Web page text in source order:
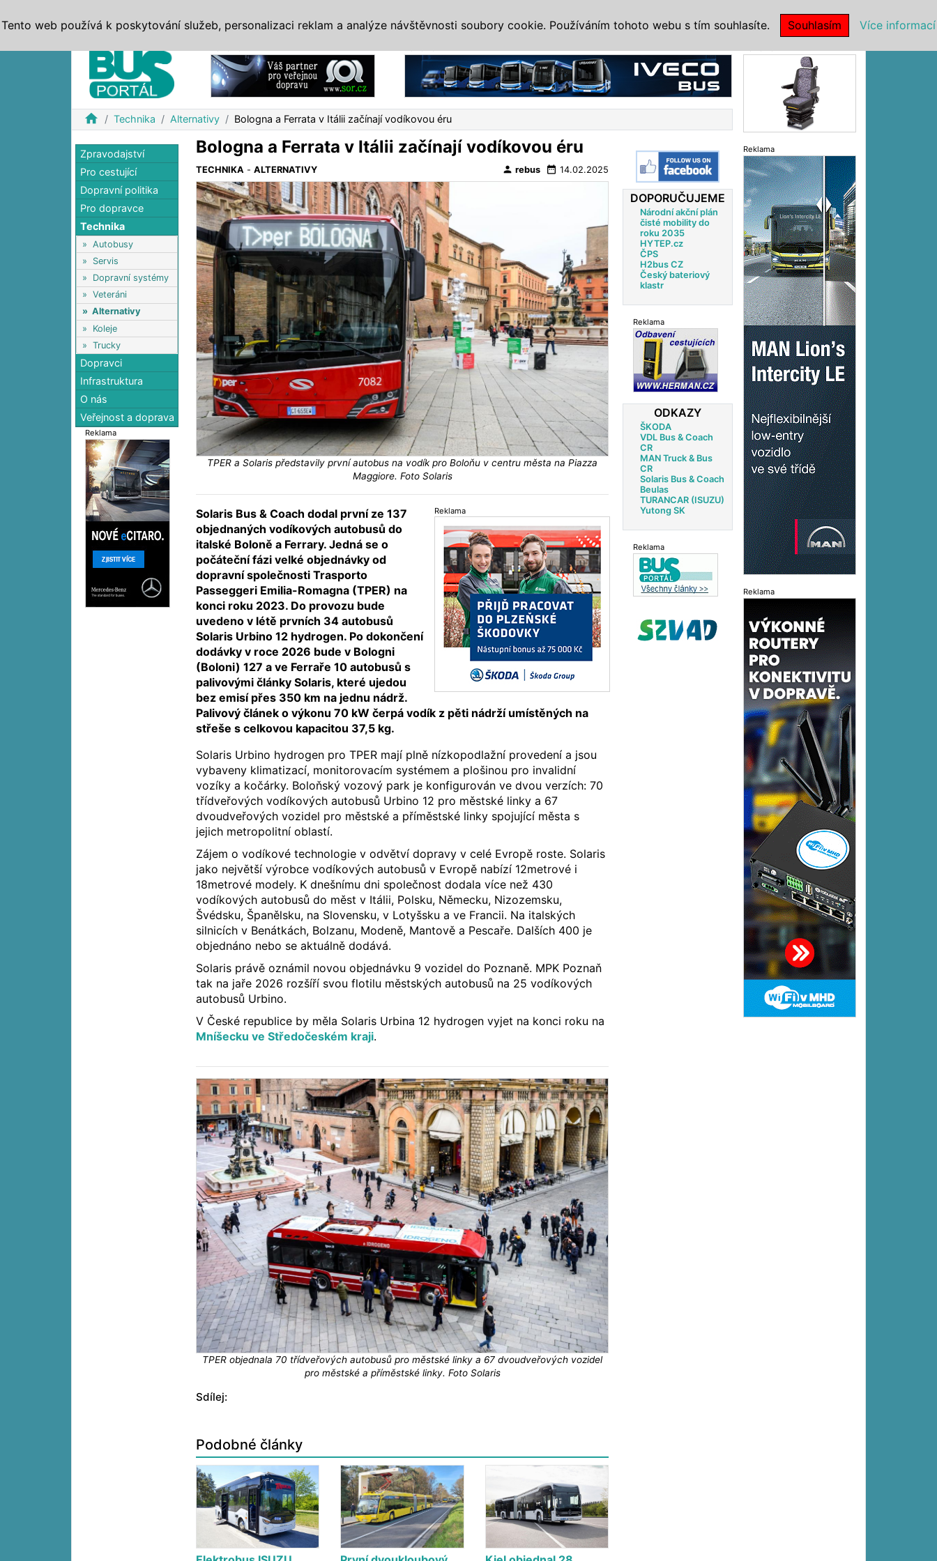
home Technika Alternativy Bologna a Ferrata v Itálii začínají vodíkovou éru
Zpravodajství
Pro cestující
Dopravní politika
Pro dopravce
Technika
» Autobusy
» Servis
» Dopravní systémy
» Veteráni
» Alternativy
» Koleje
» Trucky
Dopravci
Infrastruktura
O nás
Veřejnost a doprava
Reklama
Bologna a Ferrata v Itálii začínají vodíkovou éru
TECHNIKA -ALTERNATIVY person rebus date_range 14.02.2025
TPER a Solaris představily první autobus na vodík pro Boloňu v centru města na Piazza
Maggiore. Foto Solaris
Reklama
Solaris Bus & Coach dodal první ze 137
objednaných vodíkových autobusů do
italské Boloně a Ferrary. Jedná se o
počáteční fázi velké objednávky od
dopravní společnosti Trasporto
Passeggeri Emilia-Romagna (TPER) na
konci roku 2023. Do provozu bude
uvedeno v létě prvních 34 autobusů
Solaris Urbino 12 hydrogen. Po dokončení
dodávky v roce 2026 bude v Bologni
(Boloni) 127 a ve Ferraře 10 autobusů s
palivovými články Solaris, které ujedou
bez emisí přes 350 km na jednu nádrž.
Palivový článek o výkonu 70 kW čerpá vodík z pěti nádrží umístěných na
střeše s celkovou kapacitou 37,5 kg.
Solaris Urbino hydrogen pro TPER mají plně nízkopodlažní provedení a jsou
vybaveny klimatizací, monitorovacím systémem a plošinou pro invalidní
vozíky a kočárky. Boloňský vozový park je konfigurován ve dvou verzích: 70
třídveřových vodíkových autobusů Urbino 12 pro městské linky a 67
dvoudveřových vozidel pro městské a příměstské linky spojující města s
jejich metropolitní oblastí.
Zájem o vodíkové technologie v odvětví dopravy v celé Evropě roste. Solaris
jako největší výrobce vodíkových autobusů v Evropě nabízí 12metrové i
18metrové modely. K dnešnímu dni společnost dodala více než 430
vodíkových autobusů do měst v Itálii, Polsku, Německu, Nizozemsku,
Švédsku, Španělsku, na Slovensku, v Lotyšsku a ve Francii. Na italských
silnicích v Benátkách, Bolzanu, Modeně, Mantově a Pescaře. Dalších 400 je
objednáno nebo se aktuálně dodává.
Solaris právě oznámil novou objednávku 9 vozidel do Poznaně. MPK Poznaň
tak na jaře 2026 rozšíří svou flotilu městských autobusů na 25 vodíkových
autobusů Urbino.
V České republice by měla Solaris Urbina 12 hydrogen vyjet na konci roku na
Mníšecku ve Středočeském kraji.
TPER objednala 70 třídveřových autobusů pro městské linky a 67 dvoudveřových vozidel
pro městské a příměstské linky. Foto Solaris
Sdílej:
Podobné články
DOPORUČUJEME
Národní akční plán
čisté mobility do
roku 2035
HYTEP.cz
ČPS
H2bus CZ
Český bateriový
klastr
Reklama
ODKAZY
ŠKODA
VDL Bus & Coach
CR
MAN Truck & Bus
CR
Solaris Bus & Coach
Beulas
TURANCAR (ISUZU)
Yutong SK
Reklama
Reklama
Reklama
Tento web používá k poskytování služeb, personalizaci reklam a analýze návštěvnosti soubory cookie. Používáním tohoto webu s tím souhlasíte. Souhlasím Více informací